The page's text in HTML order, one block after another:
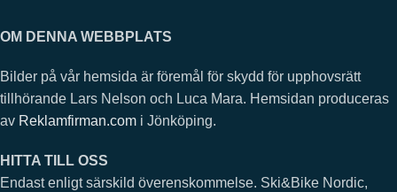
OM DENNA WEBBPLATS
Bilder på vår hemsida är föremål för skydd för upphovsrätt
tillhörande Lars Nelson och Luca Mara. Hemsidan produceras
av Reklamfirman.com i Jönköping.
HITTA TILL OSS
Endast enligt särskild överenskommelse. Ski&Bike Nordic,